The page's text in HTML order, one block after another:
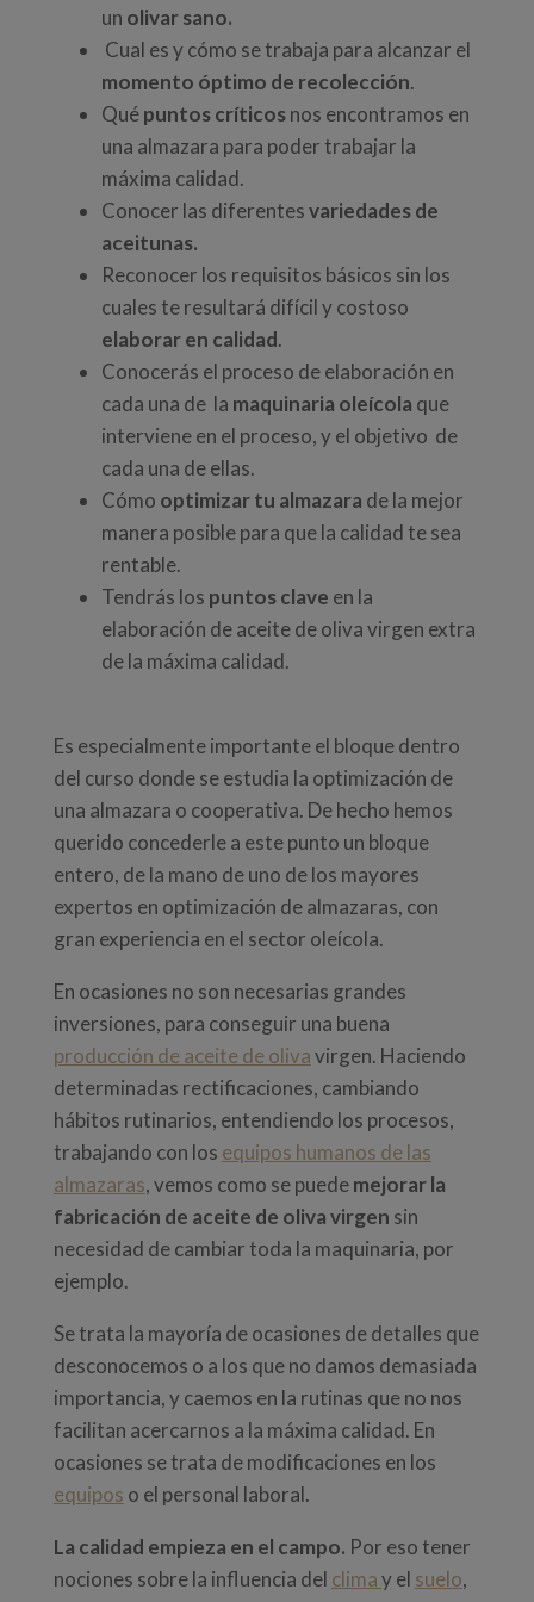
un olivar sano.
Cual es y cómo se trabaja para alcanzar el
momento óptimo de recolección.
Quépuntos críticosnos encontramos en
una almazara para poder trabajar la
máxima calidad.
Conocer las diferentesvariedades de
aceitunas.
Reconocer los requisitos básicos sin los
cuales te resultará difícil y costoso
elaborar en calidad.
Conocerás el proceso de elaboración en
cada una de la maquinaria oleícola que
interviene en el proceso, y el objetivo de
cada una de ellas.
Cómo optimizar tu almazara de la mejor
manera posible para que la calidad te sea
rentable.
Tendrás los puntos clave en la
elaboración de aceite de oliva virgen extra
de la máxima calidad.
Es especialmente importante el bloque dentro
del curso donde se estudia la optimización de
una almazara o cooperativa. De hecho hemos
querido concederle a este punto un bloque
entero, de la mano de uno de los mayores
expertos en optimización de almazaras, con
gran experiencia en el sector oleícola.
En ocasiones no son necesarias grandes
inversiones, para conseguir una buena
producción de aceite de olivavirgen. Haciendo
determinadas rectificaciones, cambiando
hábitos rutinarios, entendiendo los procesos,
trabajando con los equipos humanos de las
almazaras, vemos como se puedemejorar la
fabricación de aceite de oliva virgen sin
necesidad de cambiar toda la maquinaria, por
ejemplo.
Se trata la mayoría de ocasiones de detalles que
desconocemos o a los que no damos demasiada
importancia, y caemos en la rutinas que no nos
facilitan acercarnos a la máxima calidad. En
ocasiones se trata de modificaciones en los
equipos o el personal laboral.
La calidad empieza en el campo. Por eso tener
nociones sobre la influencia del climay el suelo,